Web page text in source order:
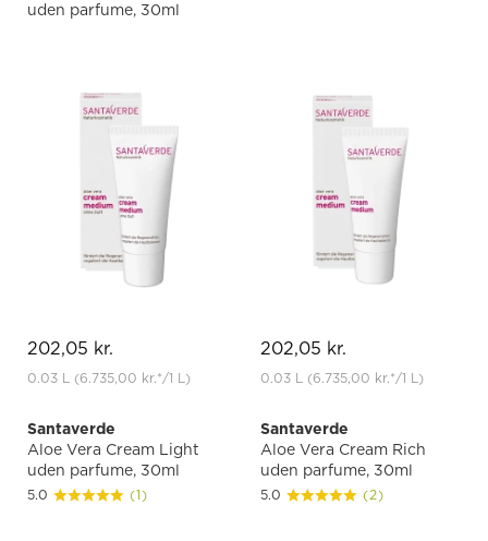
uden parfume, 30ml
202,05 kr.
0.03 L (6.735,00 kr.*/1 L)
202,05 kr.
0.03 L (6.735,00 kr.*/1 L)
Santaverde
Aloe Vera Cream Light
uden parfume, 30ml
5.0 (1)
Santaverde
Aloe Vera Cream Rich
uden parfume, 30ml
5.0 (2)